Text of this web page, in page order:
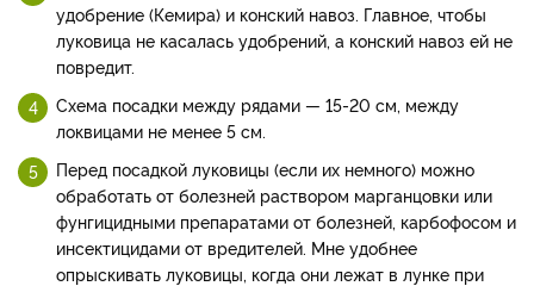
удобрение (Кемира) и конский навоз. Главное, чтобы
луковица не касалась удобрений, а конский навоз ей не
повредит.
Схема посадки между рядами — 15-20 см, между
локвицами не менее 5 см.
Перед посадкой луковицы (если их немного) можно
обработать от болезней раствором марганцовки или
фунгицидными препаратами от болезней, карбофосом и
инсектицидами от вредителей. Мне удобнее
опрыскивать луковицы, когда они лежат в лунке при